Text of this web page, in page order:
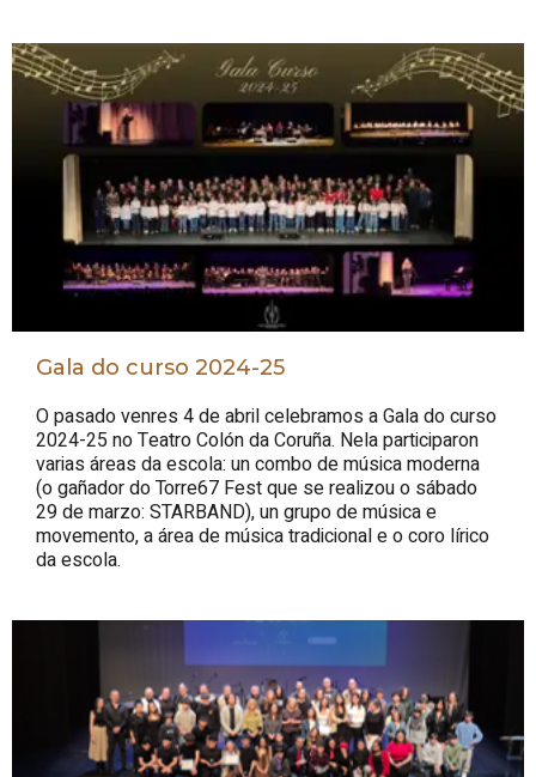
Gala do curso 2024-25
O pasado venres 4 de abril celebramos a Gala do curso
2024-25 no Teatro Colón da Coruña. Nela participaron
varias áreas da escola: un combo de música moderna
(o gañador do Torre67 Fest que se realizou o sábado
29 de marzo: STARBAND), un grupo de música e
movemento, a área de música tradicional e o coro lírico
da escola.